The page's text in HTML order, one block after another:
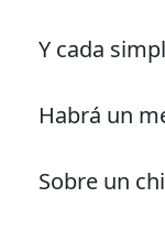
Y cada
Habrá un
Sobre un